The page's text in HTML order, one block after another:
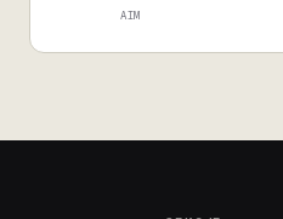
AIM